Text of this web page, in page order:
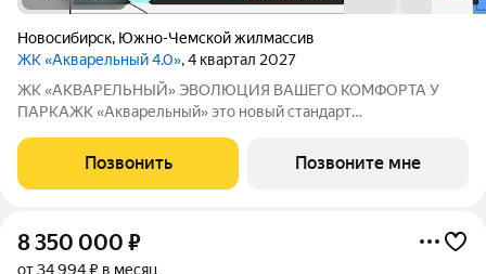
Новосибирск, Южно-Чемской жилмассив
ЖК «Акварельный 4.0», 4 квартал 2027
ЖК «АКВАРЕЛЬНЫЙ» ЭВОЛЮЦИЯ ВАШЕГО КОМФОРТА У
ПАРКАЖК «Акварельный» это новый стандарт
объединили заводскую точность конструкций, современную
архитектуру и уникальное расположение в экологически
Позвонить Позвоните мне
8 350 000 ₽
от 34 994 ₽ в месяц